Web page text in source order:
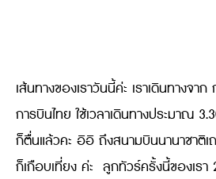
เส้นทางของเราวันนี้ค่ะ เราเดินทางจา
การบินไทย ใช้เวลาเดินทางประมาณ
ก็ตื่นแล้วคะ อิอิ ถึงสนามบินนานาชาติ
ก็เกือบเที่ยง ค่ะ ลูกทัวร์ครั้งนี้ของเรา